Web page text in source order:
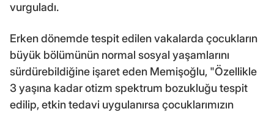
vurguladı.
Erken dönemde tespit edilen vakalarda çocukların
büyük bölümünün normal sosyal yaşamlarını
sürdürebildiğine işaret eden Memişoğlu, "Özellikle
3 yaşına kadar otizm spektrum bozukluğu tespit
edilip, etkin tedavi uygulanırsa çocuklarımızın